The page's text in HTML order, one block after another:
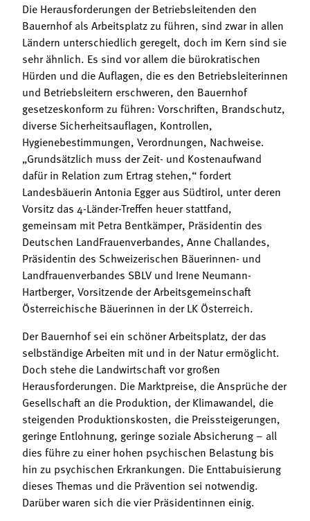
Die Herausforderungen der Betriebsleitenden den
Bauernhof als Arbeitsplatz zu führen, sind zwar in allen
Ländern unterschiedlich geregelt, doch im Kern sind sie
sehr ähnlich. Es sind vor allem die bürokratischen
Hürden und die Auflagen, die es den Betriebsleiterinnen
und Betriebsleitern erschweren, den Bauernhof
gesetzeskonform zu führen: Vorschriften, Brandschutz,
diverse Sicherheitsauflagen, Kontrollen,
Hygienebestimmungen, Verordnungen, Nachweise.
„Grundsätzlich muss der Zeit- und Kostenaufwand
dafür in Relation zum Ertrag stehen,“ fordert
Landesbäuerin Antonia Egger aus Südtirol, unter deren
Vorsitz das 4-Länder-Treffen heuer stattfand,
gemeinsam mit Petra Bentkämper, Präsidentin des
Deutschen LandFrauenverbandes, Anne Challandes,
Präsidentin des Schweizerischen Bäuerinnen- und
Landfrauenverbandes SBLV und Irene Neumann-
Hartberger, Vorsitzende der Arbeitsgemeinschaft
Österreichische Bäuerinnen in der LK Österreich.
Der Bauernhof sei ein schöner Arbeitsplatz, der das
selbständige Arbeiten mit und in der Natur ermöglicht.
Doch stehe die Landwirtschaft vor großen
Herausforderungen. Die Marktpreise, die Ansprüche der
Gesellschaft an die Produktion, der Klimawandel, die
steigenden Produktionskosten, die Preissteigerungen,
geringe Entlohnung, geringe soziale Absicherung – all
dies führe zu einer hohen psychischen Belastung bis
hin zu psychischen Erkrankungen. Die Enttabuisierung
dieses Themas und die Prävention sei notwendig.
Darüber waren sich die vier Präsidentinnen einig.